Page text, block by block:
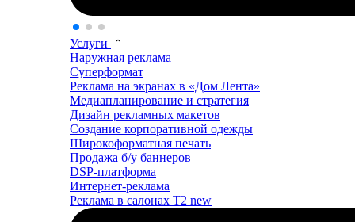
Услуги
Наружная реклама
Суперформат
Реклама на экранах в «Дом Лента»
Медиапланирование и стратегия
Дизайн рекламных макетов
Создание корпоративной одежды
Широкоформатная печать
Продажа б/у баннеров
DSP-платформа
Интернет-реклама
Реклама в салонах T2 new